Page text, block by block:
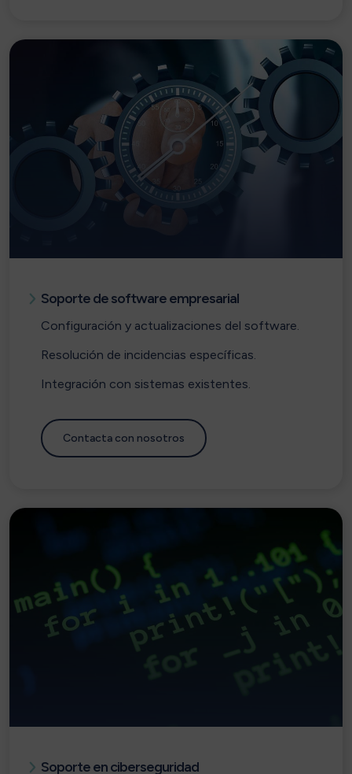
Soporte de software empresarial
Configuración y actualizaciones del software.
Resolución de incidencias específicas.
Integración con sistemas existentes.
Contacta con nosotros
Soporte en ciberseguridad